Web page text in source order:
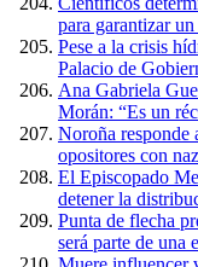
para garantizar
Pese a la crisis
Palacio de
Ana Gabriela
Morán: “Es un
Noroña responde
opositores con
El Episcopado
detener la
Punta de flecha
será parte de una